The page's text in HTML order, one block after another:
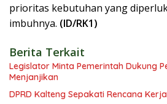
prioritas kebutuhan yang
imbuhnya. (ID/RK1)
Berita Terkait
Legislator Minta Pemerintah Dukung
Menjanjikan
DPRD Kalteng Sepakati Rencana